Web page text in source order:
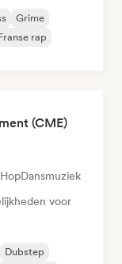
Grime
rap
(CME)
Dansmuziek
voor
Dubstep